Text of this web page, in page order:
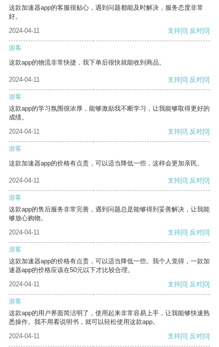
这款加速器app的客服很贴心，遇到问题都能及时解决，服务态度非常
好。
2024-04-11
支持[0] 反对[0]
游客
这款app的物流非常快捷，我下单后很快就能收到商品。
2024-04-11 支持[0] 反对[0]
游客
这款app的学习氛围很浓厚，能够激励我不断学习，让我能够取得更好的
成绩。
2024-04-11
支持[0] 反对[0]
游客
这款加速器app的价格有点贵，可以适当降低一些，这样会更加亲民。
2024-04-11 支持[0] 反对[0]
游客
这款app的售后服务非常完善，遇到问题总是能够得到妥善解决，让我能
够放心购物。
2024-04-11
支持[0] 反对[0]
游客
这款加速器app的价格有点贵，可以适当降低一些。我个人觉得，一款加
速器app的价格应该在50元以下才比较合理。
2024-04-11
支持[0] 反对[0]
游客
这款app的用户界面简洁明了，使用起来非常容易上手，让我能够快速熟
悉操作。我不用看说明书，就可以轻松使用这款app。
2024-04-11
支持[0] 反对[0]